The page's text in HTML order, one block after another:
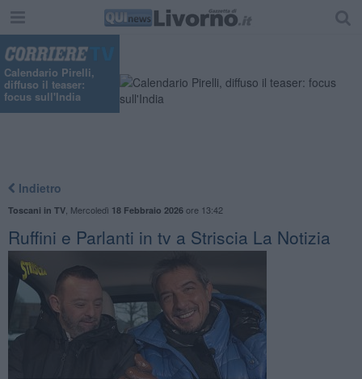
Calendario Pirelli,
diffuso il teaser:
focus sull'India
Indietro
Toscani in TV, Mercoledì 18 Febbraio 2026ore 13:42
Ruffini e Parlanti in tv a Striscia La Notizia